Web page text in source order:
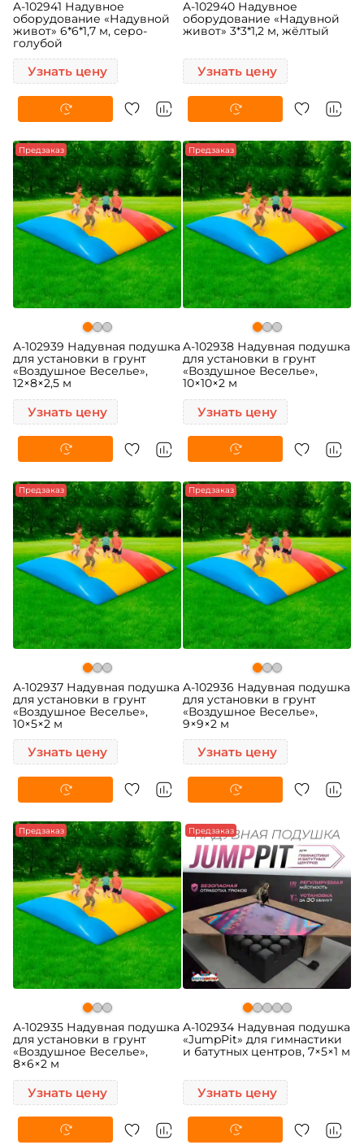
A-102941 Надувное
оборудование «Надувной
живот» 6*6*1,7 м, серо-
голубой
Узнать цену
A-102940 Надувное
оборудование «Надувной
живот» 3*3*1,2 м, жёлтый
Узнать цену
Предзаказ
A-102939 Надувная подушка
для установки в грунт
«Воздушное Веселье»,
12×8×2,5 м
Узнать цену
Предзаказ
A-102938 Надувная подушка
для установки в грунт
«Воздушное Веселье»,
10×10×2 м
Узнать цену
Предзаказ
A-102937 Надувная подушка
для установки в грунт
«Воздушное Веселье»,
10×5×2 м
Узнать цену
Предзаказ
A-102936 Надувная подушка
для установки в грунт
«Воздушное Веселье»,
9×9×2 м
Узнать цену
Предзаказ
A-102935 Надувная подушка
для установки в грунт
«Воздушное Веселье»,
8×6×2 м
Узнать цену
Предзаказ
A-102934 Надувная подушка
«JumpPit» для гимнастики
и батутных центров, 7×5×1 м
Узнать цену